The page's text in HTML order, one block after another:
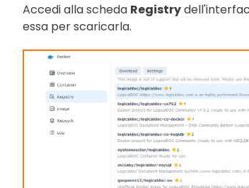
Accedi alla scheda Registry
essa per scaricarla.